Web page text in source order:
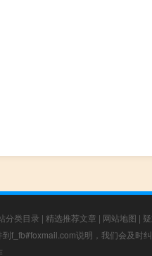
分类目录 | 精选推荐文章 | 网站地图 |
f_fb#foxmail.com说明，我们会及时